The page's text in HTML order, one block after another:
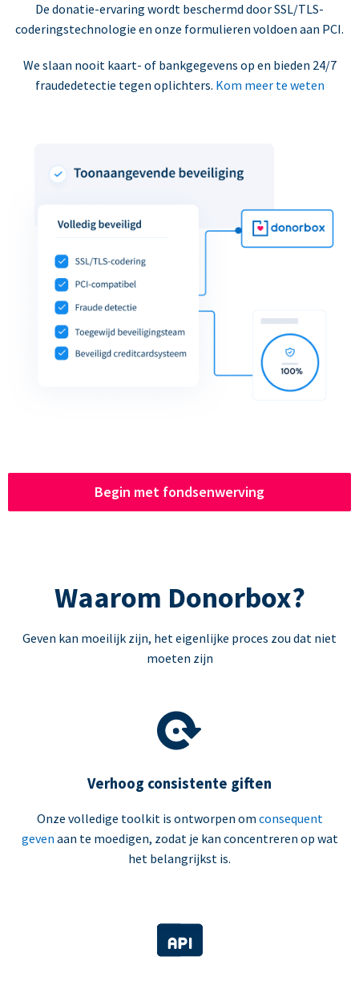
De donatie-ervaring wordt beschermd door SSL/TLS-
coderingstechnologie en onze formulieren voldoen aan PCI.
We slaan nooit kaart- of bankgegevens op en bieden 24/7
fraudedetectie tegen oplichters. Kom meer te weten
Begin met fondsenwerving
Waarom Donorbox?
Geven kan moeilijk zijn, het eigenlijke proces zou dat niet
moeten zijn
Verhoog consistente giften
Onze volledige toolkit is ontworpen om consequent
geven aan te moedigen, zodat je kan concentreren op wat
het belangrijkst is.